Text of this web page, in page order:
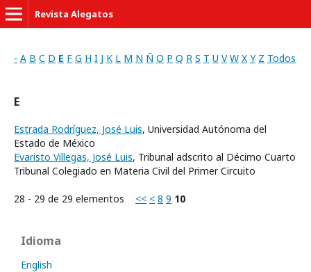
Revista Alegatos
- A B C D E F G H I J K L M N Ñ O P Q R S T U V W X Y Z Todos
E
Estrada Rodríguez, José Luis, Universidad Autónoma del
Estado de México
Evaristo Villegas, José Luis, Tribunal adscrito al Décimo Cuarto
Tribunal Colegiado en Materia Civil del Primer Circuito
28 - 29 de 29 elementos << < 8 9 10
Idioma
English